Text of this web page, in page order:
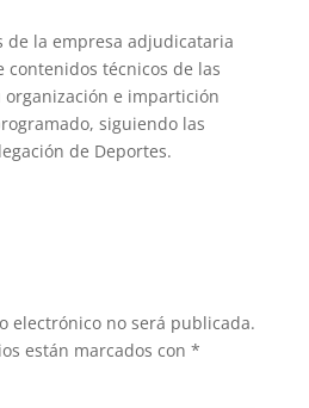
de la empresa adjudicataria
contenidos técnicos de las
organización e impartición
siguiendo las
de Deportes.
electrónico no será publicada.
están marcados con *